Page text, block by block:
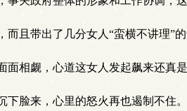
且带出了几分女人“蛮横不讲理”的
相觑，心道这女人发起飙来还真
脸来，心里的怒火再也遏制不住